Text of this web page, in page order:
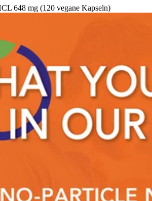
648 mg (120 vegane Kapseln)